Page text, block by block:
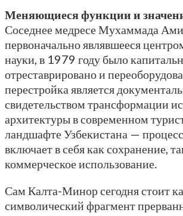
Меняющиеся функции и
Соседнее медресе Мухаммада
первоначально являвшееся
науки, в 1979 году было
отреставрировано и
перестройка является
свидетельством трансформации
архитектуры в современном
ландшафте Узбекистана —
включает в себя как сохранение,
коммерческое использование.
Сам Калта-Минор сегодня стоит
символический фрагмент